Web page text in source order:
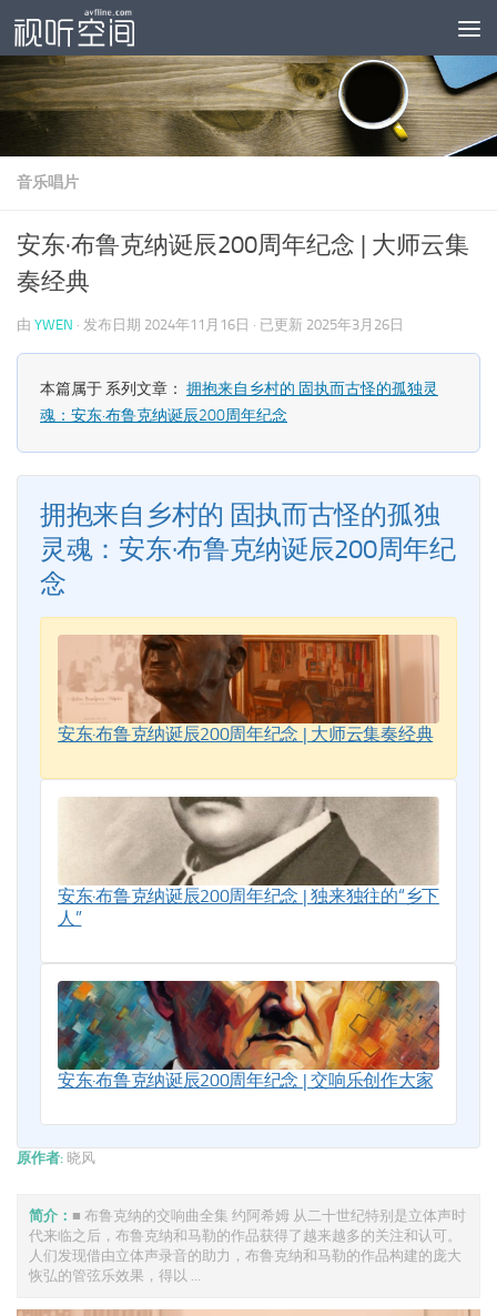
跳至内容
音乐唱片
安东·布鲁克纳诞辰200周年纪念 | 大师云集
奏经典
由 YWEN · 发布日期 2024年11月16日 · 已更新 2025年3月26日
本篇属于 系列文章： 拥抱来自乡村的 固执而古怪的孤独灵
魂：安东·布鲁克纳诞辰200周年纪念
拥抱来自乡村的 固执而古怪的孤独
灵魂：安东·布鲁克纳诞辰200周年纪
念
安东·布鲁克纳诞辰200周年纪念 | 大师云集奏经典
安东·布鲁克纳诞辰200周年纪念 | 独来独往的“乡下
人”
安东·布鲁克纳诞辰200周年纪念 | 交响乐创作大家
原作者: 晓风
简介： ■ 布鲁克纳的交响曲全集 约阿希姆 从二十世纪特别是立体声时
代来临之后，布鲁克纳和马勒的作品获得了越来越多的关注和认可。
人们发现借由立体声录音的助力，布鲁克纳和马勒的作品构建的庞大
恢弘的管弦乐效果，得以 ...